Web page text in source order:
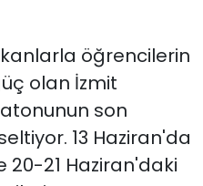
öğrencilerin
olan İzmit
son
13 Haziran'da
20-21 Haziran'daki